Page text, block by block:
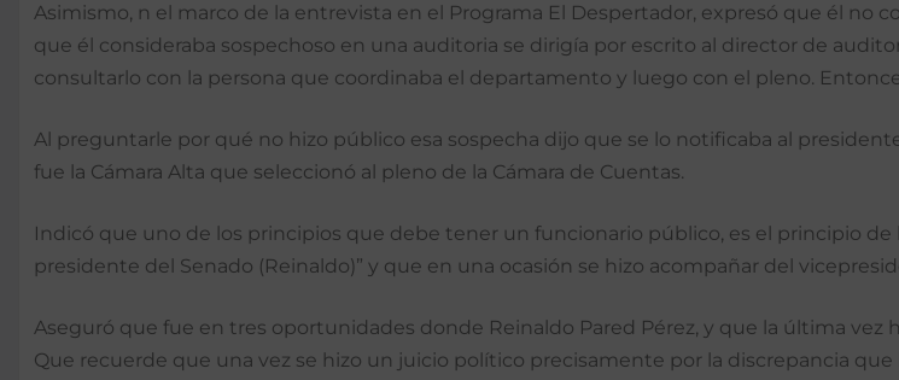
Asimismo, n el marco de la entrevista en el Programa El Despertador, expresó que él
que él consideraba sospechoso en una auditoria se dirigía por escrito al director de
consultarlo con la persona que coordinaba el departamento y luego con el pleno.
Al preguntarle por qué no hizo público esa sospecha dijo que se lo notificaba al
fue la Cámara Alta que seleccionó al pleno de la Cámara de Cuentas.
Indicó que uno de los principios que debe tener un funcionario público, es el principio
presidente del Senado (Reinaldo)” y que en una ocasión se hizo acompañar del
Aseguró que fue en tres oportunidades donde Reinaldo Pared Pérez, y que la última vez
Que recuerde que una vez se hizo un juicio político precisamente por la discrepancia